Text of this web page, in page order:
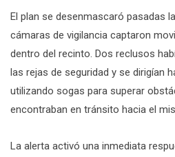
El plan se desenmascaró pasadas
cámaras de vigilancia captaron
dentro del recinto. Dos reclusos
las rejas de seguridad y se dirigían
utilizando sogas para superar
encontraban en tránsito hacia el
La alerta activó una inmediata